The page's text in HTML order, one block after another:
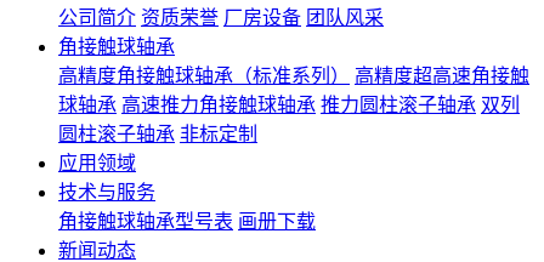
公司简介 资质荣誉 厂房设备 团队风采
角接触球轴承
高精度角接触球轴承（标准系列）
高精度超高速角接触
球轴承 高速推力角接触球轴承 推力圆柱滚子轴承 双列
圆柱滚子轴承 非标定制
应用领域
技术与服务
角接触球轴承型号表 画册下载
新闻动态